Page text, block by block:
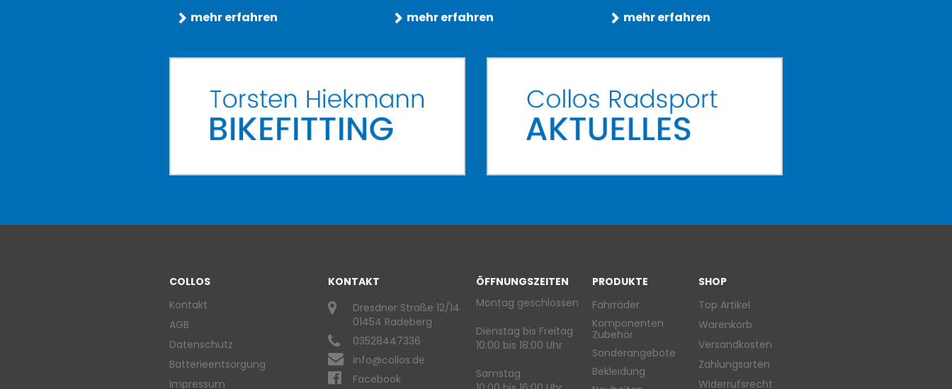
mehr erfahren mehr erfahren mehr erfahren
COLLOS
Kontakt
AGB
Datenschutz
Batterieentsorgung
Impressum
KONTAKT
Dresdner Straße 12/14
01454 Radeberg
03528447336
info@collos.de
Facebook
ÖFFNUNGSZEITEN
Montag geschlossen
Dienstag bis Freitag
10:00 bis 18:00 Uhr
Samstag
PRODUKTE
Fahrräder
Komponenten
Zubehör
Sonderangebote
Bekleidung
SHOP
Top Artikel
Warenkorb
Versandkosten
Zahlungsarten
Widerrufsrecht